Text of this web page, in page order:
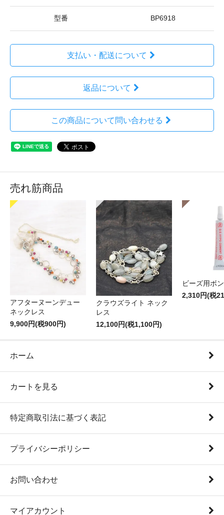
型番 BP6918
支払い・配送について
返品について
この商品について問い合わせる
売れ筋商品
アフターヌーンデュー
ネックレス
9,900円(税900円)
クラウズライト ネック
レス
12,100円(税1,100円)
ビーズ用ボ
2,310円(税
ホーム
カートを見る
特定商取引法に基づく表記
プライバシーポリシー
お問い合わせ
マイアカウント